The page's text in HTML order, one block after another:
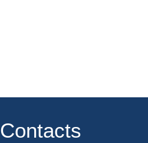
Contacts